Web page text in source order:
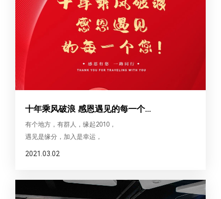
十年乘风破浪 感恩遇见的每一个...
有个地方，有群人，缘起2010，
遇见是缘分，加入是幸运，
是同一个梦想让我们聚
2021.03.02